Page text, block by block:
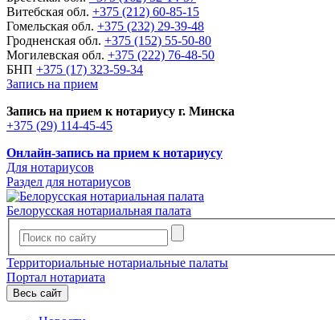
Витебская обл. +375 (212) 60-85-15
Гомельская обл. +375 (232) 29-39-48
Гродненская обл. +375 (152) 55-50-80
Могилевская обл. +375 (222) 76-48-50
БНП +375 (17) 323-59-34
Запись на прием
Запись на прием к нотариусу г. Минска
+375 (29) 114-45-45
Онлайн-запись на прием к нотариусу
Для нотариусов
Раздел для нотариусов
Белорусская нотариальная палата
Территориальные нотариальные палаты
Портал нотариата
Весь сайт